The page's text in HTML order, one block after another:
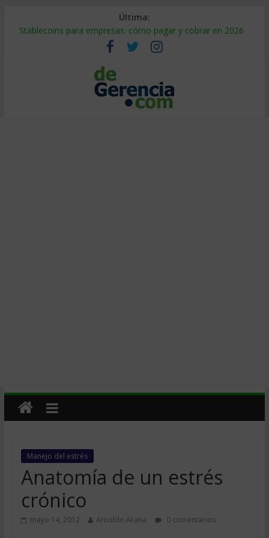
Última:
Stablecoins para empresas: cómo pagar y cobrar en 2026
Despido silencioso: qué es y por qué sale tan caro
IA en selección de personal: cómo auditarla a tiempo
Trabajo forzoso en la cadena de suministro: qué hacer
Mercado hispano de EE. UU.: cómo segmentarlo y venderle
Manejo del estrés
Anatomía de un estrés
crónico
mayo 14, 2012 Arnoldo Arana 0 comentarios